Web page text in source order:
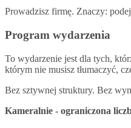
Prowadzisz firmę. Znaczy:
Program wydarzenia
To wydarzenie jest dla tych,
którym nie musisz tłumaczyć,
Bez sztywnej struktury. Bez
Kameralnie - ograniczona